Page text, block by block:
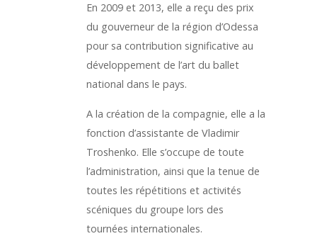
En 2009 et 2013, elle a reçu des prix
du gouverneur de la région d’Odessa
pour sa contribution significative au
développement de l’art du ballet
national dans le pays.
A la création de la compagnie, elle a la
fonction d’assistante de Vladimir
Troshenko. Elle s’occupe de toute
l’administration, ainsi que la tenue de
toutes les répétitions et activités
scéniques du groupe lors des
tournées internationales.